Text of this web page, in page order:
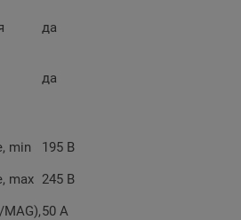
да
да
min
195 В
max 245 В
50 А